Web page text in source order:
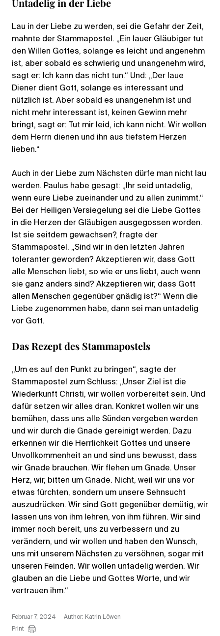
Untadelig in der Liebe
Lau in der Liebe zu werden, sei die Gefahr der Zeit,
mahnte der Stammapostel. „Ein lauer Gläubiger tut
den Willen Gottes, solange es leicht und angenehm
ist, aber sobald es schwierig und unangenehm wird,
sagt er: Ich kann das nicht tun.“ Und: „Der laue
Diener dient Gott, solange es interessant und
nützlich ist. Aber sobald es unangenehm ist und
nicht mehr interessant ist, keinen Gewinn mehr
bringt, sagt er: Tut mir leid, ich kann nicht. Wir wollen
dem Herrn dienen und ihn aus tiefstem Herzen
lieben.“
Auch in der Liebe zum Nächsten dürfe man nicht lau
werden. Paulus habe gesagt: „Ihr seid untadelig,
wenn eure Liebe zueinander und zu allen zunimmt.“
Bei der Heiligen Versiegelung sei die Liebe Gottes
in die Herzen der Gläubigen ausgegossen worden.
Ist sie seitdem gewachsen?, fragte der
Stammapostel. „Sind wir in den letzten Jahren
toleranter geworden? Akzeptieren wir, dass Gott
alle Menschen liebt, so wie er uns liebt, auch wenn
sie ganz anders sind? Akzeptieren wir, dass Gott
allen Menschen gegenüber gnädig ist?“ Wenn die
Liebe zugenommen habe, dann sei man untadelig
vor Gott.
Das Rezept des Stammapostels
„Um es auf den Punkt zu bringen“, sagte der
Stammapostel zum Schluss: „Unser Ziel ist die
Wiederkunft Christi, wir wollen vorbereitet sein. Und
dafür setzen wir alles dran. Konkret wollen wir uns
bemühen, dass uns alle Sünden vergeben werden
und wir durch die Gnade gereinigt werden. Dazu
erkennen wir die Herrlichkeit Gottes und unsere
Unvollkommenheit an und sind uns bewusst, dass
wir Gnade brauchen. Wir flehen um Gnade. Unser
Herz, wir, bitten um Gnade. Nicht, weil wir uns vor
etwas fürchten, sondern um unsere Sehnsucht
auszudrücken. Wir sind Gott gegenüber demütig, wir
lassen uns von ihm lehren, von ihm führen. Wir sind
immer noch bereit, uns zu verbessern und zu
verändern, und wir wollen und haben den Wunsch,
uns mit unserem Nächsten zu versöhnen, sogar mit
unseren Feinden. Wir wollen untadelig werden. Wir
glauben an die Liebe und Gottes Worte, und wir
vertrauen ihm.“
Februar 7, 2024
Author: Katrin Löwen
Print